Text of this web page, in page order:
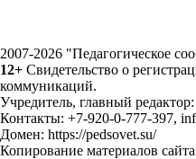
2007-2026 "Педагогическое
12+ Свидетельство о
коммуникаций.
Учредитель, главный
Контакты: +7-920-0-777-397,
Домен: https://pedsovet.su/
Копирование материалов